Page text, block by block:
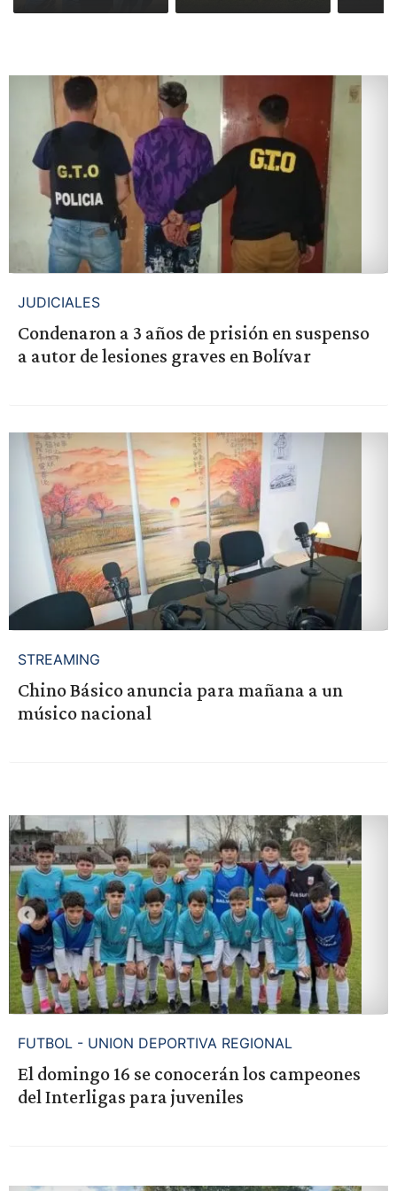
JUDICIALES
Condenaron a 3 años de prisión en suspenso
a autor de lesiones graves en Bolívar
STREAMING
Chino Básico anuncia para mañana a un
músico nacional
FUTBOL - UNION DEPORTIVA REGIONAL
El domingo 16 se conocerán los campeones
del Interligas para juveniles